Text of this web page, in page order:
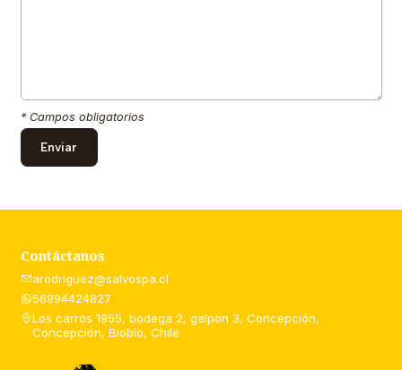
* Campos obligatorios
Contáctanos
arodriguez@salvospa.cl
56994424827
Los carros 1955, bodega 2, galpon 3, Concepción,
Concepción, Biobío, Chile